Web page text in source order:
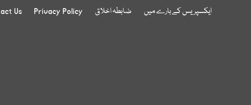
ایکسپریس کے بارے میں ضابطہ اخلاق Privacy Policy
Us